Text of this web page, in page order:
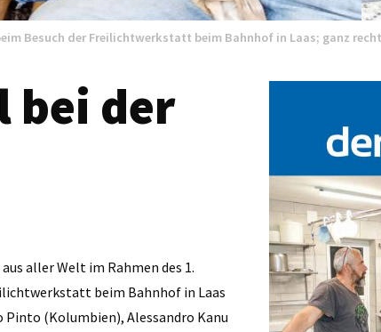
Besuch der Freilichtwerkstatt beim Bahnhof in Laas; ganz
bei der
aller Welt im Rahmen des 1.
beim Bahnhof in Laas
Pinto (Kolumbien), Alessandro Kanu